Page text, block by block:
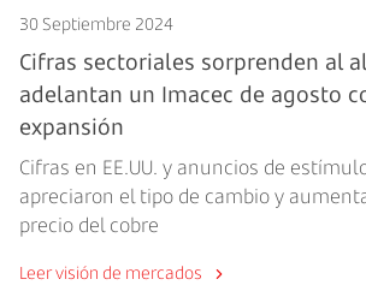
30 Septiembre 2024
Cifras sectoriales sorprenden al
adelantan un Imacec de agosto
expansión
Cifras en EE.UU. y anuncios de
apreciaron el tipo de cambio y
precio del cobre
Leer visión de mercados